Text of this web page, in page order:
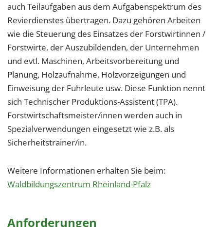
auch Teilaufgaben aus dem Aufgabenspektrum des
Revierdienstes übertragen. Dazu gehören Arbeiten
wie die Steuerung des Einsatzes der Forstwirtinnen /
Forstwirte, der Auszubildenden, der Unternehmen
und evtl. Maschinen, Arbeitsvorbereitung und
Planung, Holzaufnahme, Holzvorzeigungen und
Einweisung der Fuhrleute usw. Diese Funktion nennt
sich Technischer Produktions-Assistent (TPA).
Forstwirtschaftsmeister/innen werden auch in
Spezialverwendungen eingesetzt wie z.B. als
Sicherheitstrainer/in.
Weitere Informationen erhalten Sie beim:
Waldbildungszentrum Rheinland-Pfalz
Anforderungen